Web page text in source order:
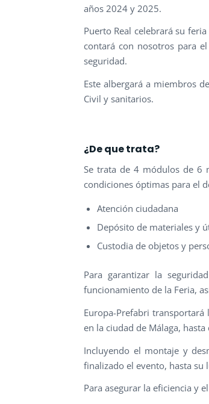
años 2024 y 2025.
Puerto Real celebrará su
contará con nosotros para
seguridad.
Este albergará a miembros
Civil y sanitarios.
¿De que trata?
Se trata de 4 módulos de 6
condiciones óptimas para el
Atención ciudadana
Depósito de materiales y
Custodia de objetos y
Para garantizar la
funcionamiento de la Feria,
Europa-Prefabri transportará
en la ciudad de Málaga, hasta
Incluyendo el montaje y
finalizado el evento, hasta su
Para asegurar la eficiencia y